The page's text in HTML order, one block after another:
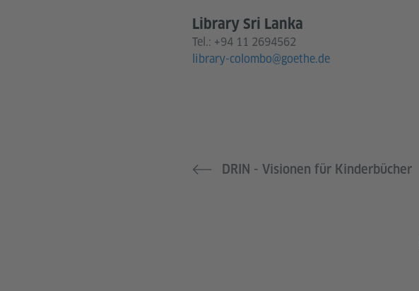
Library Sri Lanka
Tel.: +94 11 2694562
library-colombo@goethe.de
DRIN - Visionen für Kinderbücher